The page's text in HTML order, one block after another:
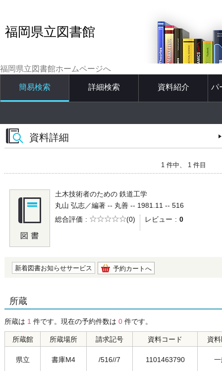
福岡県立図書館
福岡県立図書館ホームページへ
簡易検索 詳細検索 資料紹介 パ
資料詳細
1 件中、 1 件目
土木技術者のための 鉄道工学
丸山 弘志／編著 -- 丸善 -- 1981.11 -- 516
総合評価
5段階評価
(0) レビュー 0
新着図書お知らせサービス 予約カートへ
所蔵
所蔵は 1 件です。現在の予約件数は 0 件です。
所蔵館 所蔵場所 請求記号 資料コード 資
県立 書庫M4 /516//7 1101463790